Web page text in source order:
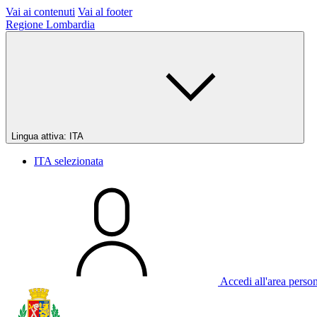
Vai ai contenuti Vai al footer
Regione Lombardia
Lingua attiva: ITA
ITA selezionata
Accedi all'area